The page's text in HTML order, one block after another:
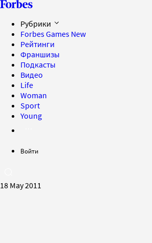
Рубрики
Forbes Games New
Рейтинги
Франшизы
Подкасты
Видео
Life
Woman
Sport
Young
Войти
18 May 2011